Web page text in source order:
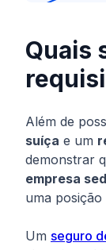
Quais
Além de
suíça e um
demonstrar
empresa
uma posição
Um seguro